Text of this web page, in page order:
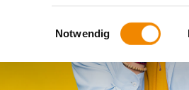
ausgeschlossen werden.
zusätzlichen Risiken für
Weitere Details finden Sie
Sie möchten, dass alle
Einwilligungsauswahl
Notwendig